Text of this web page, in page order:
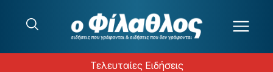
Τελευταίες Ειδήσεις